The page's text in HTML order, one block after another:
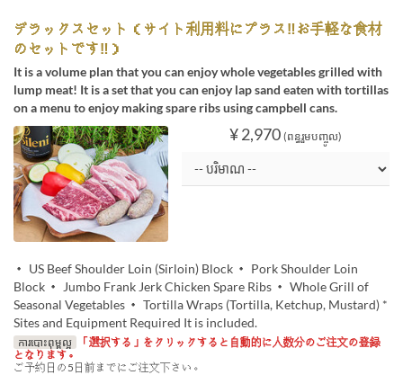
デラックスセット（サイト利用料にプラス‼お手軽な食材
のセットです‼）
It is a volume plan that you can enjoy whole vegetables grilled with
lump meat! It is a set that you can enjoy lap sand eaten with tortillas
on a menu to enjoy making spare ribs using campbell cans.
¥ 2,970 (ពន្ធរួមបញ្ចូល)
・ US Beef Shoulder Loin (Sirloin) Block ・ Pork Shoulder Loin
Block ・ Jumbo Frank Jerk Chicken Spare Ribs ・ Whole Grill of
Seasonal Vegetables ・ Tortilla Wraps (Tortilla, Ketchup, Mustard) *
Sites and Equipment Required It is included.
ការបោះពុម្ពល្អ
「選択する」をクリックすると自動的に人数分のご注文の登録
となります。
ご予約日の5日前までにご注文下さい。